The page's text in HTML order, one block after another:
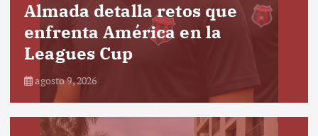
Almada detalla retos que
enfrenta América en la
Leagues Cup
agosto 9, 2026